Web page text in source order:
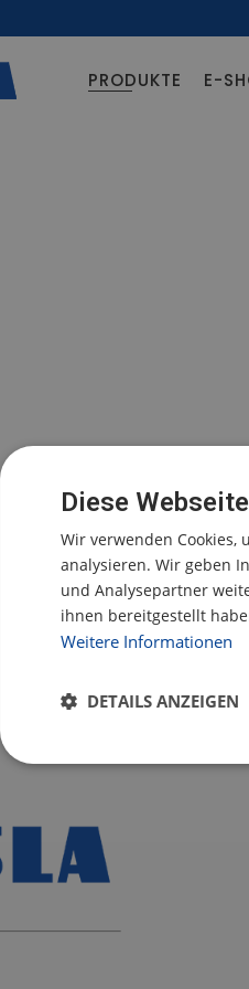
PRODUKTE E-
Diese
Wir verwenden
analysieren. Wir geben
und Analysepartner
ihnen bereitgestellt
Weitere Informationen
DETAILS ANZEIGEN